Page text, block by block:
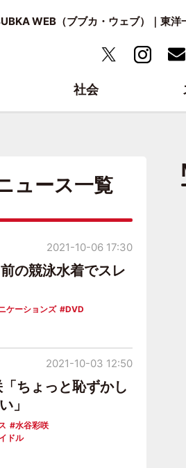
WEB（ブブカ・ウェブ）｜東
ュース一覧
の競泳水着でスレ
ケーションズ
DVD
2021-10-06 17:30
ちょっと恥ずかし
」
水谷彩咲
ドル
2021-10-03 12:50
社会